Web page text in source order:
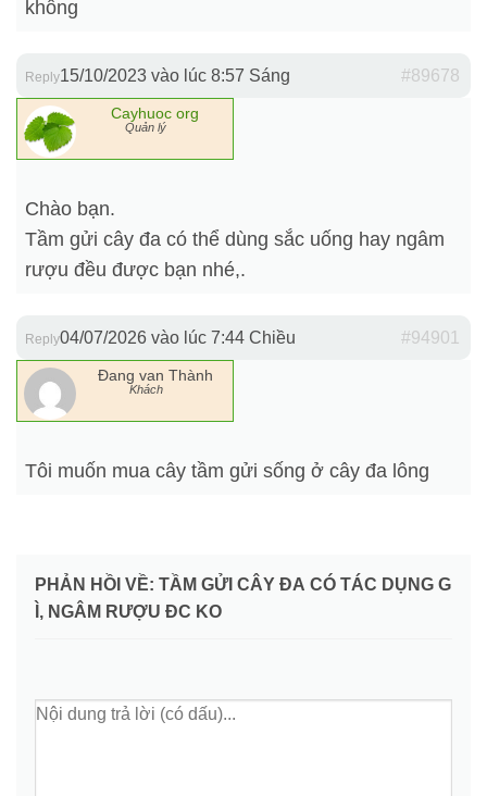
không
15/10/2023 vào lúc 8:57 Sáng #89678
Reply
Cayhuoc org
Quản lý
Chào bạn.
Tầm gửi cây đa có thể dùng sắc uống hay ngâm
rượu đều được bạn nhé,.
04/07/2026 vào lúc 7:44 Chiều #94901
Reply
Đang van Thành
Khách
Tôi muốn mua cây tầm gửi sống ở cây đa lông
PHẢN HỒI VỀ: TẦM GỬI CÂY ĐA CÓ TÁC DỤNG G
Ì, NGÂM RƯỢU ĐC KO